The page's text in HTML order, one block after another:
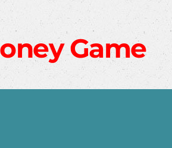
Game